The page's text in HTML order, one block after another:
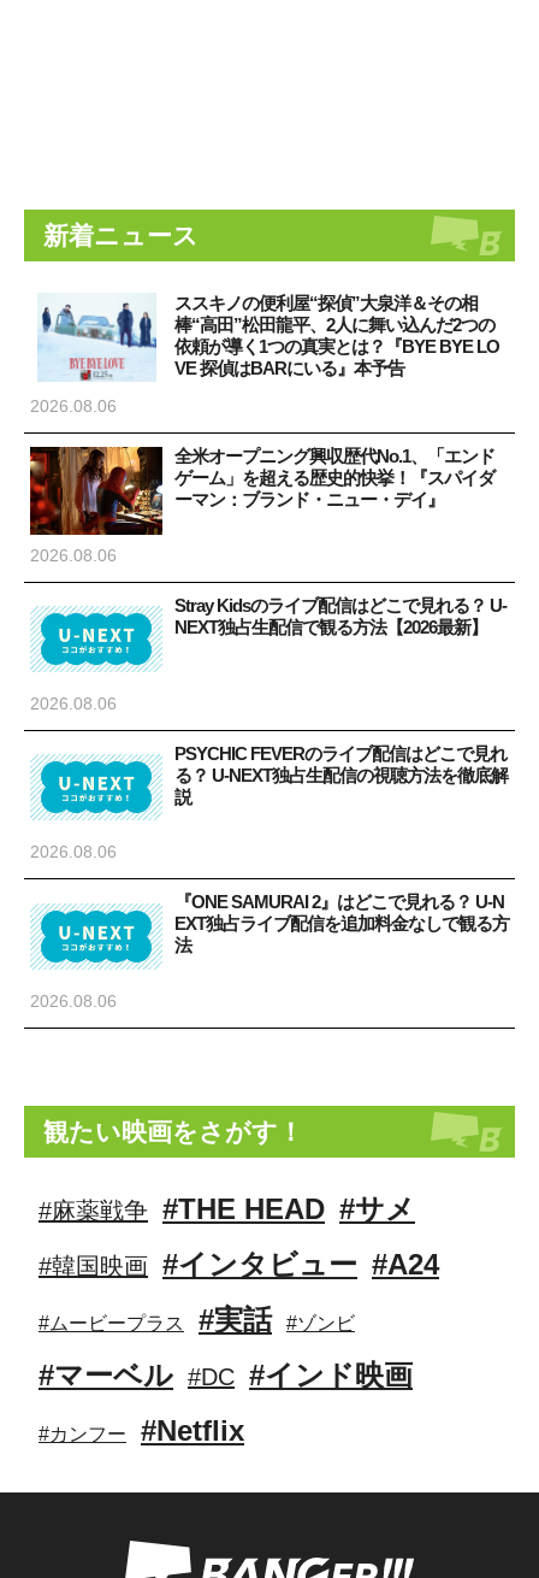
新着ニュース
ススキノの便利屋“探偵”大泉洋＆その相
棒“高田”松田龍平、2人に舞い込んだ2つの
依頼が導く1つの真実とは？『BYE BYE LO
VE 探偵はBARにいる』本予告
2026.08.06
全米オープニング興収歴代No.1、「エンド
ゲーム」を超える歴史的快挙！『スパイダ
ーマン：ブランド・ニュー・デイ』
2026.08.06
Stray Kidsのライブ配信はどこで見れる？ U-
NEXT独占生配信で観る方法【2026最新】
2026.08.06
PSYCHIC FEVERのライブ配信はどこで見れ
る？ U-NEXT独占生配信の視聴方法を徹底解
説
2026.08.06
『ONE SAMURAI 2』はどこで見れる？ U-N
EXT独占ライブ配信を追加料金なしで観る方
法
2026.08.06
観たい映画をさがす！
#麻薬戦争 #THE HEAD #サメ
#韓国映画 #インタビュー #A24
#ムービープラス #実話 #ゾンビ
#マーベル #DC #インド映画
#カンフー #Netflix